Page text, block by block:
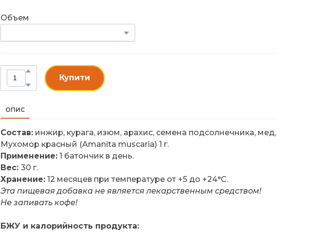
Объем
Купити
ОПИС
Состав: инжир, курага, изюм, арахис, семена подсолнечника, мед,
Мухомор красный (Amanita muscaria) 1 г.
Применение: 1 батончик в день.
Вес: 30 г.
Хранение: 12 месяцев при температуре от +5 до +24°C.
Эта пищевая добавка не является лекарственным средством!
Не запивать кофе!
БЖУ и калорийность продукта: